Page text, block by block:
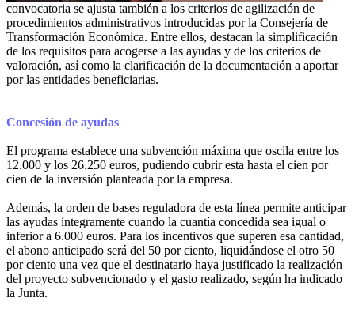
convocatoria se ajusta también a los criterios de agilización de
procedimientos administrativos introducidas por la Consejería de
Transformación Económica. Entre ellos, destacan la simplificación
de los requisitos para acogerse a las ayudas y de los criterios de
valoración, así como la clarificación de la documentación a aportar
por las entidades beneficiarias.
Concesión de ayudas
El programa establece una subvención máxima que oscila entre los
12.000 y los 26.250 euros, pudiendo cubrir esta hasta el cien por
cien de la inversión planteada por la empresa.
Además, la orden de bases reguladora de esta línea permite anticipar
las ayudas íntegramente cuando la cuantía concedida sea igual o
inferior a 6.000 euros. Para los incentivos que superen esa cantidad,
el abono anticipado será del 50 por ciento, liquidándose el otro 50
por ciento una vez que el destinatario haya justificado la realización
del proyecto subvencionado y el gasto realizado, según ha indicado
la Junta.